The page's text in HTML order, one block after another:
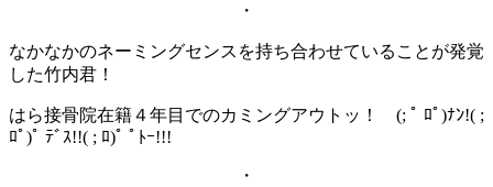
・
なかなかのネーミングセンスを持ち合わせていることが発覚
した竹内君！
はら接骨院在籍４年目でのカミングアウトッ！ (; ﾟ ﾛﾟ)ﾅﾝ!( ;
ﾛﾟ)ﾟ ﾃﾞｽ!!( ; ﾛ)ﾟ ﾟﾄｰ!!!
・